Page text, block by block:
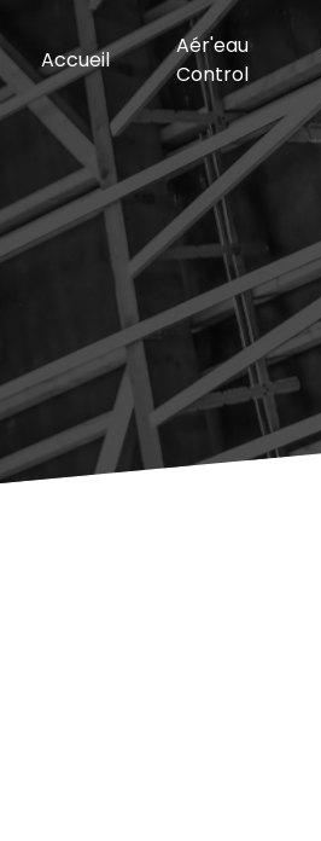
Accueil
Aér'eau
Control
Panneau de gestion des cookies